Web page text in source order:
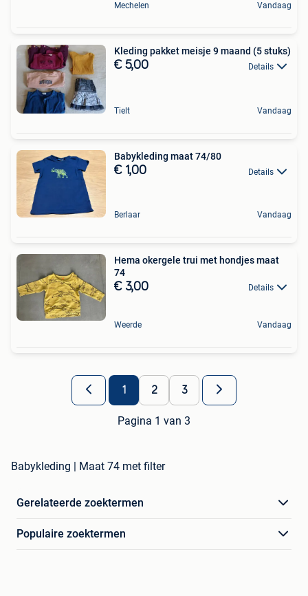
Mechelen Vandaag
Kleding pakket meisje 9 maand (5 stuks)
€ 5,00 Details
Tielt Vandaag
Babykleding maat 74/80
€ 1,00 Details
Berlaar Vandaag
Hema okergele trui met hondjes maat
74
€ 3,00 Details
Weerde Vandaag
1 2 3
Pagina 1 van 3
Babykleding | Maat 74 met filter
Gerelateerde zoektermen
Populaire zoektermen